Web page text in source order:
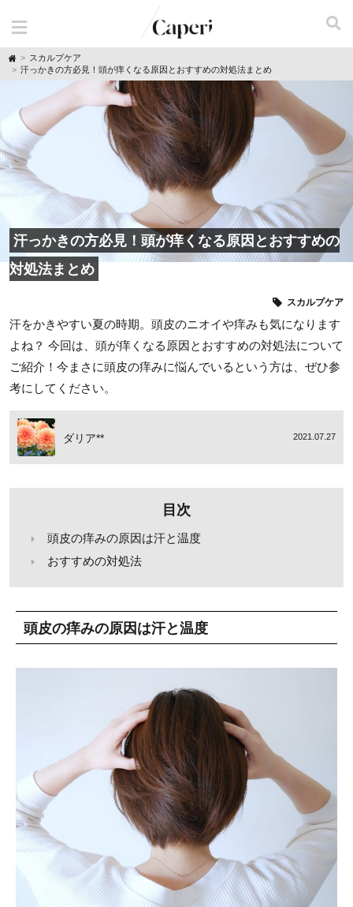
H
o
m
スカルプケア
汗っかきの方必見！頭が痒くなる原因とおすすめの対処法まとめ
汗っかきの方必見！頭が痒くなる原因とおすすめの
対処法まとめ
スカルプケア
汗をかきやすい夏の時期。頭皮のニオイや痒みも気になります
よね？ 今回は、頭が痒くなる原因とおすすめの対処法について
ご紹介！今まさに頭皮の痒みに悩んでいるという方は、ぜひ参
考にしてください。
ダリア** 2021.07.27
目次
頭皮の痒みの原因は汗と温度
おすすめの対処法
頭皮の痒みの原因は汗と温度